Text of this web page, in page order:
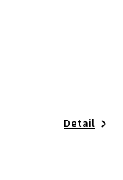
Detail